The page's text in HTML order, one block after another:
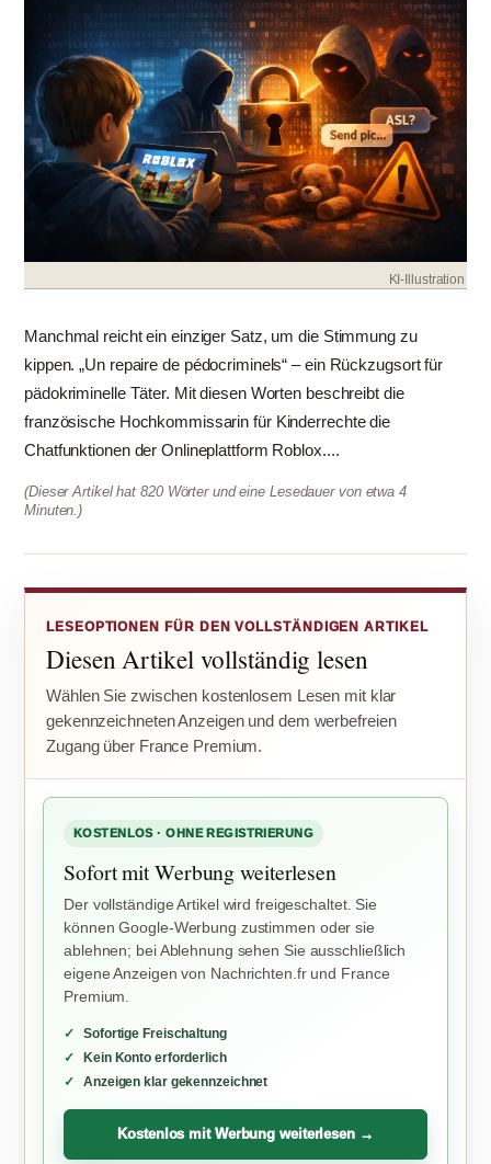
KI-Illustration
Manchmal reicht ein einziger Satz, um die Stimmung zu
kippen. „Un repaire de pédocriminels“ – ein Rückzugsort für
pädokriminelle Täter. Mit diesen Worten beschreibt die
französische Hochkommissarin für Kinderrechte die
Chatfunktionen der Onlineplattform Roblox....
(Dieser Artikel hat 820 Wörter und eine Lesedauer von etwa 4
Minuten.)
LESEOPTIONEN FÜR DEN VOLLSTÄNDIGEN ARTIKEL
Diesen Artikel vollständig lesen
Wählen Sie zwischen kostenlosem Lesen mit klar
gekennzeichneten Anzeigen und dem werbefreien
Zugang über France Premium.
KOSTENLOS · OHNE REGISTRIERUNG
Sofort mit Werbung weiterlesen
Der vollständige Artikel wird freigeschaltet. Sie
können Google-Werbung zustimmen oder sie
ablehnen; bei Ablehnung sehen Sie ausschließlich
eigene Anzeigen von Nachrichten.fr und France
Premium.
Sofortige Freischaltung
Kein Konto erforderlich
Anzeigen klar gekennzeichnet
Kostenlos mit Werbung weiterlesen →